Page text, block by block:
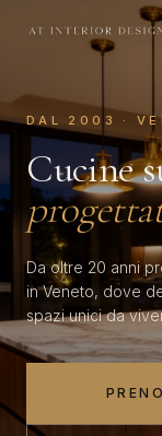
DAL 2003 ·
Cucine
Da oltre 20 anni
in Veneto, dove
spazi unici da